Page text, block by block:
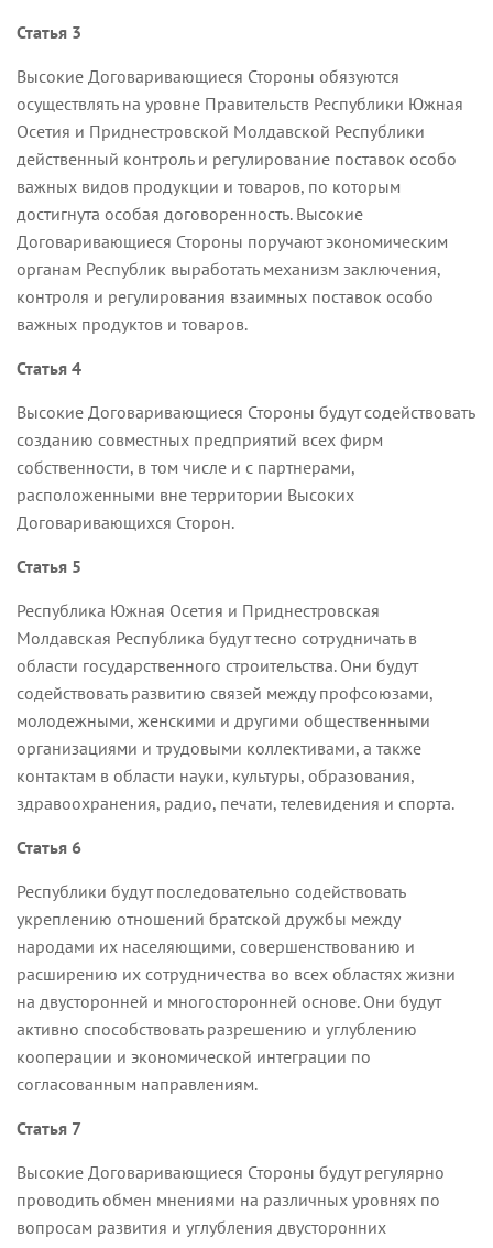
Статья 3
Высокие Договаривающиеся Стороны обязуются
осуществлять на уровне Правительств Республики Южная
Осетия и Приднестровской Молдавской Республики
действенный контроль и регулирование поставок особо
важных видов продукции и товаров, по которым
достигнута особая договоренность. Высокие
Договаривающиеся Стороны поручают экономическим
органам Республик выработать механизм заключения,
контроля и регулирования взаимных поставок особо
важных продуктов и товаров.
Статья 4
Высокие Договаривающиеся Стороны будут содействовать
созданию совместных предприятий всех фирм
собственности, в том числе и с партнерами,
расположенными вне территории Высоких
Договаривающихся Сторон.
Статья 5
Республика Южная Осетия и Приднестровская
Молдавская Республика будут тесно сотрудничать в
области государственного строительства. Они будут
содействовать развитию связей между профсоюзами,
молодежными, женскими и другими общественными
организациями и трудовыми коллективами, а также
контактам в области науки, культуры, образования,
здравоохранения, радио, печати, телевидения и спорта.
Статья 6
Республики будут последовательно содействовать
укреплению отношений братской дружбы между
народами их населяющими, совершенствованию и
расширению их сотрудничества во всех областях жизни
на двусторонней и многосторонней основе. Они будут
активно способствовать разрешению и углублению
кооперации и экономической интеграции по
согласованным направлениям.
Статья 7
Высокие Договаривающиеся Стороны будут регулярно
проводить обмен мнениями на различных уровнях по
вопросам развития и углубления двусторонних